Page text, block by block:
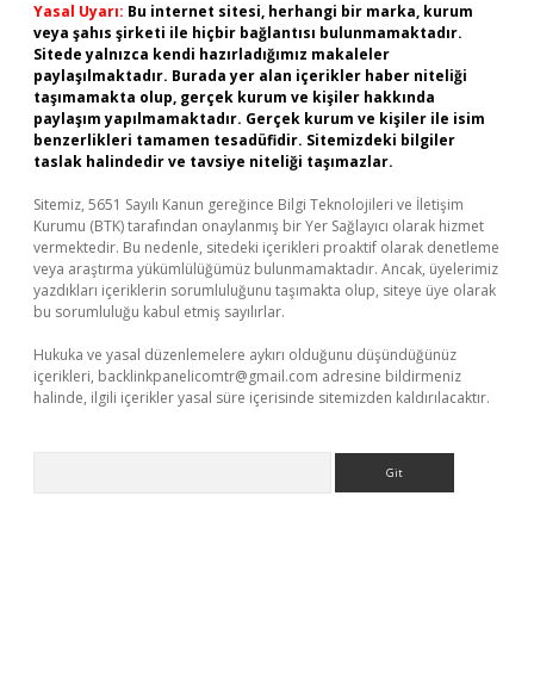
Yasal Uyarı: Bu internet sitesi, herhangi bir marka, kurum
veya şahıs şirketi ile hiçbir bağlantısı bulunmamaktadır.
Sitede yalnızca kendi hazırladığımız makaleler
paylaşılmaktadır. Burada yer alan içerikler haber niteliği
taşımamakta olup, gerçek kurum ve kişiler hakkında
paylaşım yapılmamaktadır. Gerçek kurum ve kişiler ile isim
benzerlikleri tamamen tesadüfidir. Sitemizdeki bilgiler
taslak halindedir ve tavsiye niteliği taşımazlar.
Sitemiz, 5651 Sayılı Kanun gereğince Bilgi Teknolojileri ve İletişim
Kurumu (BTK) tarafından onaylanmış bir Yer Sağlayıcı olarak hizmet
vermektedir. Bu nedenle, sitedeki içerikleri proaktif olarak denetleme
veya araştırma yükümlülüğümüz bulunmamaktadır. Ancak, üyelerimiz
yazdıkları içeriklerin sorumluluğunu taşımakta olup, siteye üye olarak
bu sorumluluğu kabul etmiş sayılırlar.
Hukuka ve yasal düzenlemelere aykırı olduğunu düşündüğünüz
içerikleri, backlinkpanelicomtr@gmail.com adresine bildirmeniz
halinde, ilgili içerikler yasal süre içerisinde sitemizden kaldırılacaktır.